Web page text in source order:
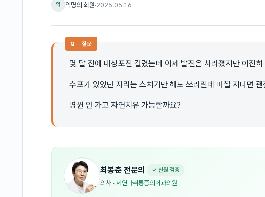
익 익명의 회원·2025.05.16
Q · 질문
몇 달 전에 대상포진 걸렸는데 이제 발진은 사라졌지만 여전
수포가 있었던 자리는 스치기만 해도 쓰라린데 며칠 지나면 괜
병원 안 가고 자연치유 가능할까요?
최봉춘 전문의 ✓ 신원 검증
의사 · 세연마취통증의학과의원